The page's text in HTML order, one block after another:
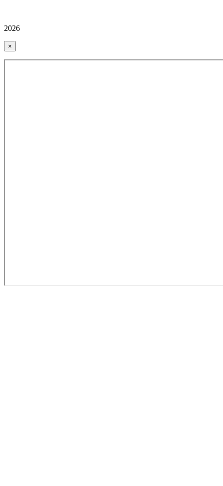
2026
×